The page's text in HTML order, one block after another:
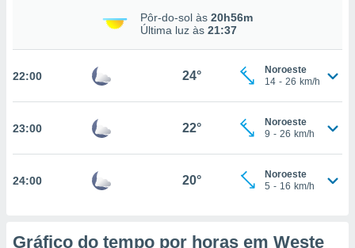
ou
de
Pôr-do-sol às 20h56m
Última luz às 21:37
22:00 24°
Noroeste
14 - 26 km/h
23:00 22°
Noroeste
9 - 26 km/h
24:00 20°
Noroeste
5 - 16 km/h
Gráfico do tempo por horas em Weste